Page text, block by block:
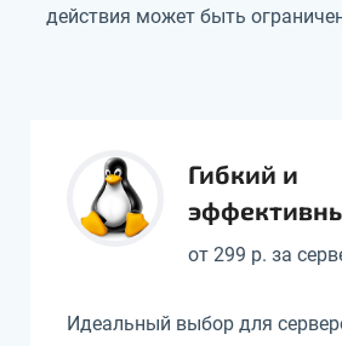
действия может быть
Гибкий и
от 299 р. за
Идеальный выбор для